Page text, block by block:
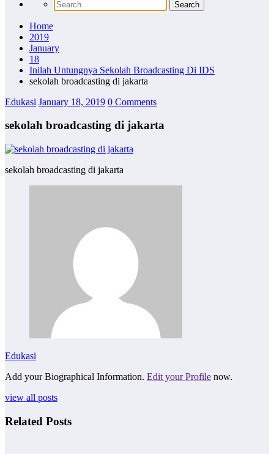
Home
2019
January
18
Inilah Untungnya Sekolah Broadcasting Di IDS
sekolah broadcasting di jakarta
Edukasi January 18, 2019 0 Comments
sekolah broadcasting di jakarta
sekolah broadcasting di jakarta
Edukasi
Add your Biographical Information. Edit your Profile now.
view all posts
Related Posts